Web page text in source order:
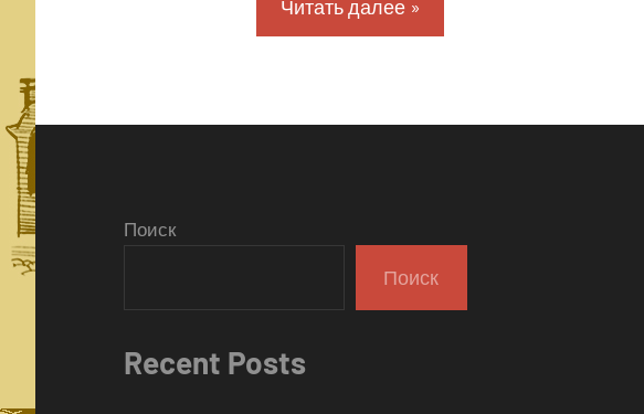
Читать далее
Поиск
Поиск
Recent Posts